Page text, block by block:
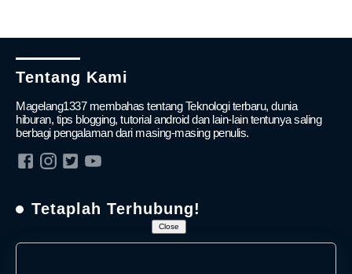
Tentang Kami
Magelang1337 membahas tentang Teknologi terbaru, dunia
hiburan, tips blogging, tutorial android dan lain-lain tentunya saling
berbagi pengalaman dari masing-masing penulis.
Tetaplah Terhubung!
Close